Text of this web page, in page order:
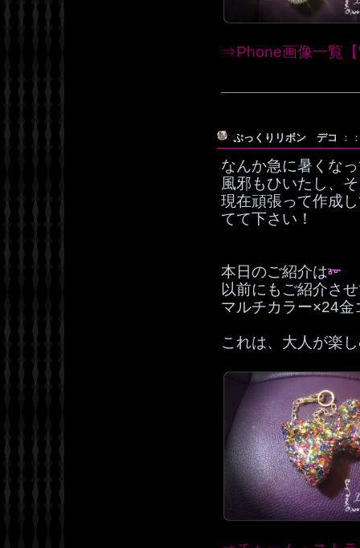
⇒Phone画像一覧
ぷっくりリボン デコ ：
なんか急に暑くな
風邪もひいたし、
現在頑張って作成
てて下さい！
本日のご紹介は
以前にもご紹介さ
マルチカラー×24金
これは、大人が楽